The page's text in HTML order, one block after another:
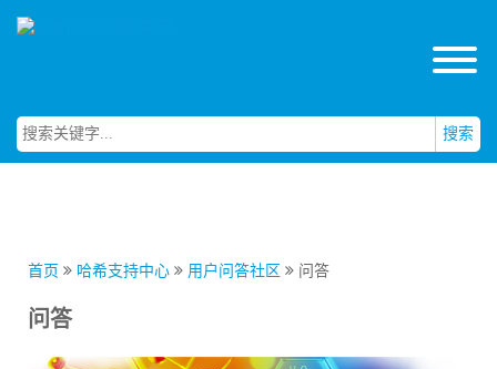
搜索
首页 哈希支持中心 用户问答社区 问答
问答